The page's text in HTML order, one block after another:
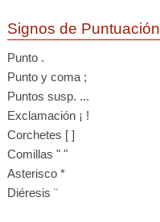
Signos de Puntuación
Punto .
Punto y coma ;
Puntos susp. ...
Exclamación ¡ !
Corchetes [ ]
Comillas " "
Asterisco *
Diéresis ¨